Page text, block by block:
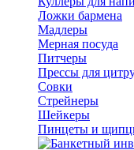
Ложки бармена
Мадлеры
Мерная посуда
Питчеры
Прессы для
Совки
Стрейнеры
Шейкеры
Пинцеты и